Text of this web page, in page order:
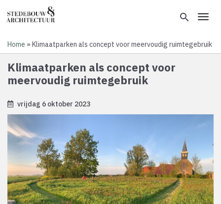
en
naar
inhoud
gaan
search
Home Klimaatparken als concept voor meervoudig ruimtegebruik
Klimaatparken als concept voor
meervoudig ruimtegebruik
vrijdag 6 oktober 2023